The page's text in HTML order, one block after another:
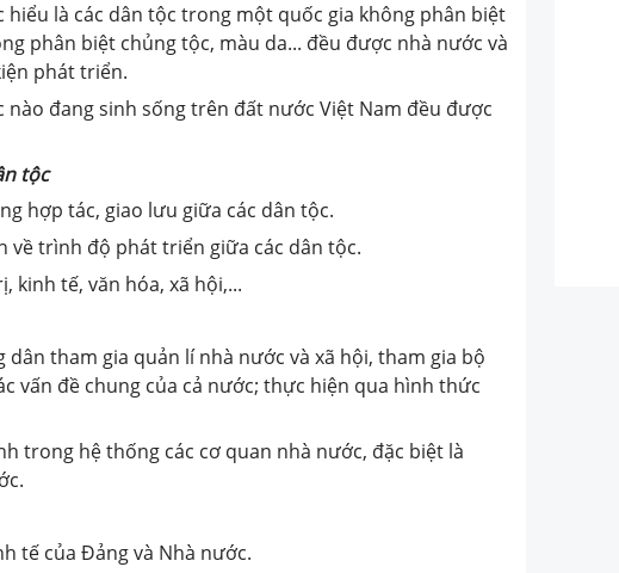
là các dân tộc trong một quốc gia không phân biệt
phân biệt chủng tộc, màu da... đều được nhà nước và
phát triển.
đang sinh sống trên đất nước Việt Nam đều được
tộc
hợp tác, giao lưu giữa các dân tộc.
về trình độ phát triển giữa các dân tộc.
kinh tế, văn hóa, xã hội,...
tham gia quản lí nhà nước và xã hội, tham gia bộ
vấn đề chung của cả nước; thực hiện qua hình thức
trong hệ thống các cơ quan nhà nước, đặc biệt là
tế của Đảng và Nhà nước.